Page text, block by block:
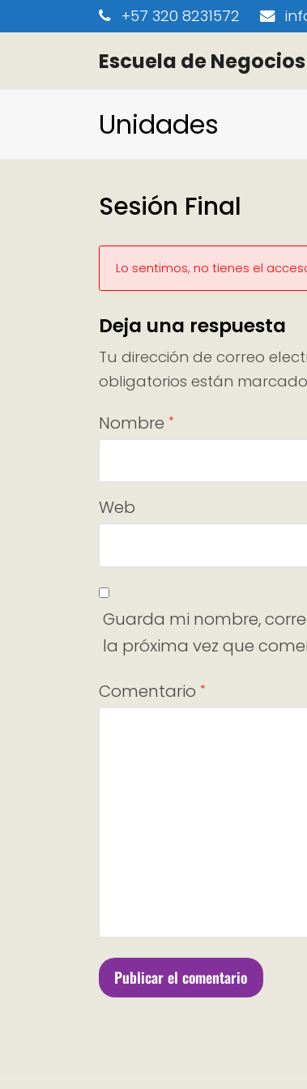
+57 320 8231572
Escuela de
Unidades
Sesión Final
Lo sentimos, no tienes el
Deja una respuesta
Tu dirección de correo
obligatorios están
Nombre *
Web
Guarda mi nombre,
la próxima vez que
Comentario *